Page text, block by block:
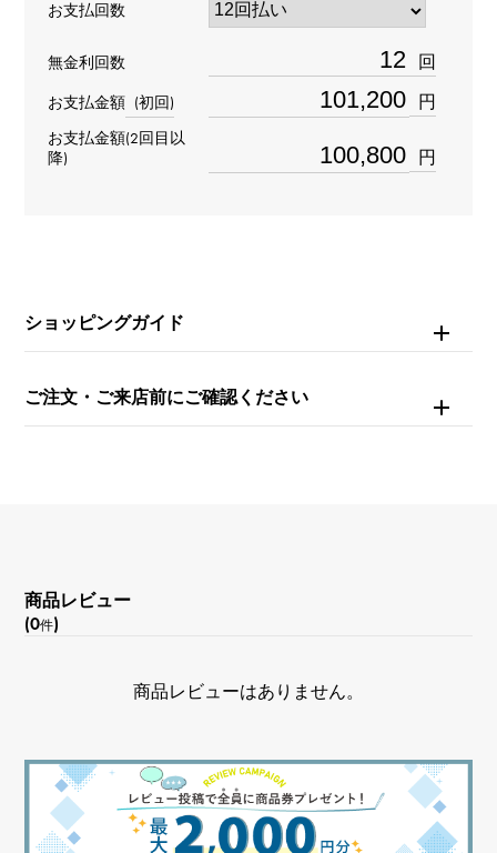
K18ピンクゴールド
石種
ダイヤモンド 約1.050ct
モチーフサイズ
お支払回数
無金利回数 回
お支払金額 (初回) 円
お支払金額(2回目以
降)
円
ショッピングガイド
ご注文・ご来店前にご確認ください
商品レビュー
(0件)
商品レビューはありません。